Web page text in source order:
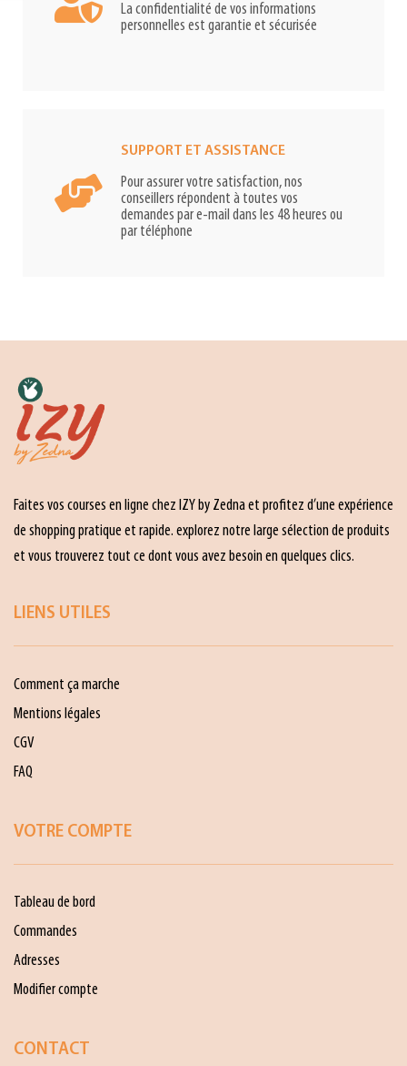
La confidentialité de vos informations
personnelles est garantie et sécurisée
SUPPORT ET ASSISTANCE
Pour assurer votre satisfaction, nos
conseillers répondent à toutes vos
demandes par e-mail dans les 48 heures ou
par téléphone
Faites vos courses en ligne chez IZY by Zedna et profitez d’une expérience
de shopping pratique et rapide. explorez notre large sélection de produits
et vous trouverez tout ce dont vous avez besoin en quelques clics.
LIENS UTILES
Comment ça marche
Mentions légales
CGV
FAQ
VOTRE COMPTE
Tableau de bord
Commandes
Adresses
Modifier compte
CONTACT